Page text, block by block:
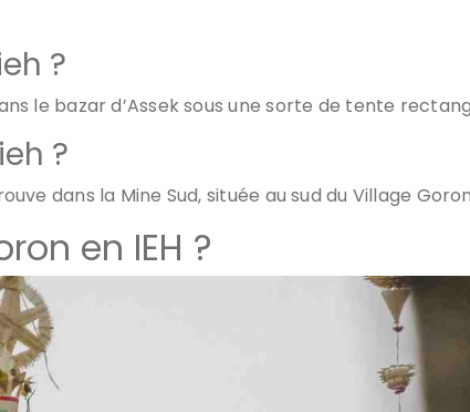
?
le bazar d’Assek sous une sorte de tente
?
dans la Mine Sud, située au sud du Village
en IEH ?